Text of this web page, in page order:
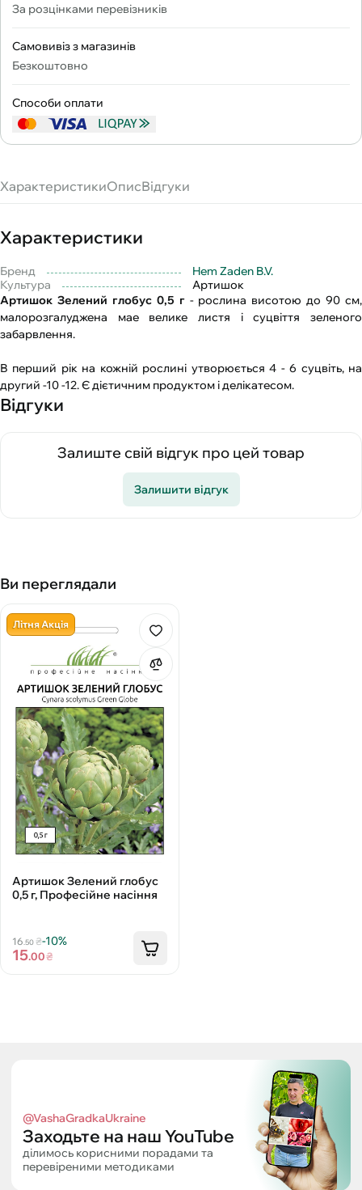
За розцінками перевізників
Самовивіз з магазинів
Безкоштовно
Способи оплати
ХарактеристикиОписВідгуки
Характеристики
Бренд
Hem Zaden B.V.
Культура
Артишок
Артишок Зелений глобус 0,5 г- рослина висотою до 90 см,
малорозгалуджена мае велике листя і суцвіття зеленого
забарвлення.
В перший рік на кожній рослині утворюється 4 - 6 суцвіть, на
другий -10 -12. Є дієтичним продуктом і делікатесом.
Відгуки
Залиште свій відгук про цей товар
Залишити відгук
Ви переглядали
Літня Акція
Артишок Зелений глобус
0,5 г, Професійне насіння
16 .50₴-10%
15.00₴
@VashaGradkaUkraine
Заходьте на наш YouTube
ділимось корисними порадами та
перевіреними методиками